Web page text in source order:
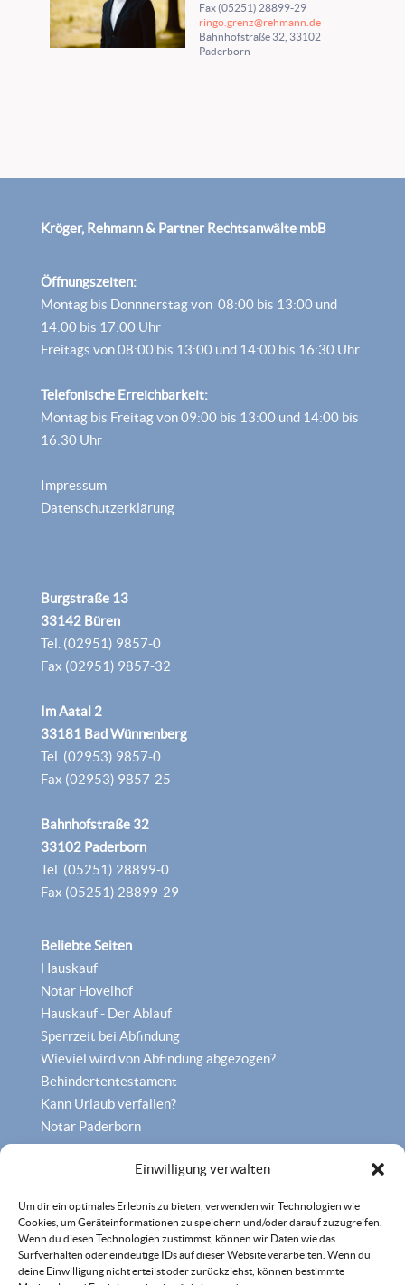
Einwilligung verwalten
Um dir ein optimales Erlebnis zu bieten, verwenden wir Technologien wie
Cookies, um Geräteinformationen zu speichern und/oder darauf zuzugreifen.
Wenn du diesen Technologien zustimmst, können wir Daten wie das
Surfverhalten oder eindeutige IDs auf dieser Website verarbeiten. Wenn du
deine Einwilligung nicht erteilst oder zurückziehst, können bestimmte
Fax (05251) 28899-29
ringo.grenz@rehmann.de
Bahnhofstraße 32, 33102
Paderborn
Kröger, Rehmann & Partner Rechtsanwälte mbB
Öffnungszeiten:
Montag bis Donnnerstag von 08:00 bis 13:00 und
14:00 bis 17:00 Uhr
Freitags von 08:00 bis 13:00 und 14:00 bis 16:30 Uhr
Telefonische Erreichbarkeit:
Montag bis Freitag von 09:00 bis 13:00 und 14:00 bis
16:30 Uhr
Impressum
Datenschutzerklärung
Burgstraße 13
33142 Büren
Tel. (02951) 9857-0
Fax (02951) 9857-32
Im Aatal 2
33181 Bad Wünnenberg
Tel. (02953) 9857-0
Fax (02953) 9857-25
Bahnhofstraße 32
33102 Paderborn
Tel. (05251) 28899-0
Fax (05251) 28899-29
Beliebte Seiten
Hauskauf
Notar Hövelhof
Hauskauf - Der Ablauf
Sperrzeit bei Abfindung
Wieviel wird von Abfindung abgezogen?
Behindertentestament
Kann Urlaub verfallen?
Notar Paderborn
Familienrecht Paderborn